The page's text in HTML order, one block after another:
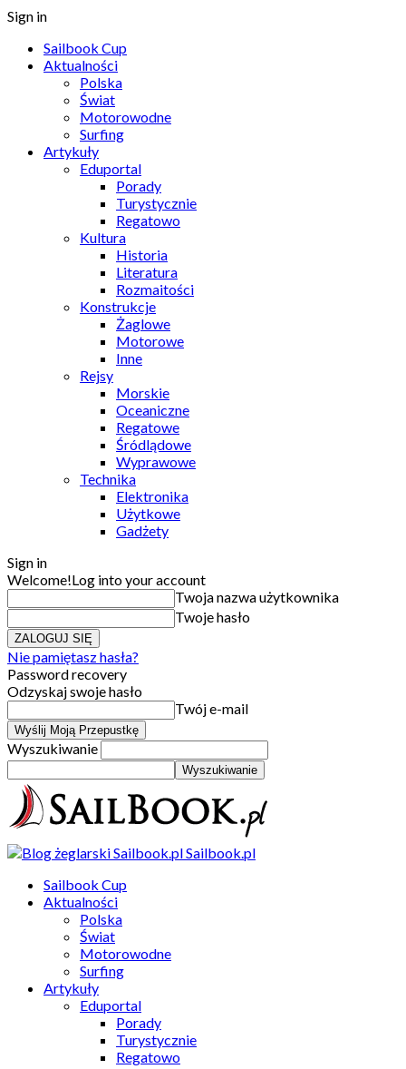
Sign in
Sailbook Cup
Aktualności
Polska
Świat
Motorowodne
Surfing
Artykuły
Eduportal
Porady
Turystycznie
Regatowo
Kultura
Historia
Literatura
Rozmaitości
Konstrukcje
Żaglowe
Motorowe
Inne
Rejsy
Morskie
Oceaniczne
Regatowe
Śródlądowe
Wyprawowe
Technika
Elektronika
Użytkowe
Gadżety
Sign in
Welcome!Log into your account
Twoja nazwa użytkownika
Twoje hasło
Nie pamiętasz hasła?
Password recovery
Odzyskaj swoje hasło
Twój e-mail
Wyszukiwanie
Sailbook.pl
Sailbook Cup
Aktualności
Polska
Świat
Motorowodne
Surfing
Artykuły
Eduportal
Porady
Turystycznie
Regatowo